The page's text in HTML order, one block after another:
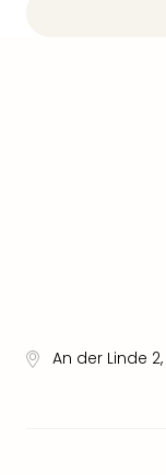
An der Linde 2,